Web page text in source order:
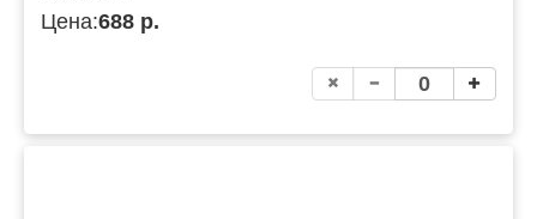
Цена:688 р.